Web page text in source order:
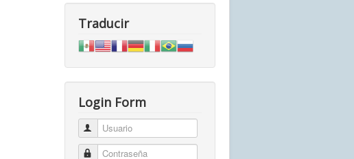
Traducir
Login Form
Usuario
Contraseña